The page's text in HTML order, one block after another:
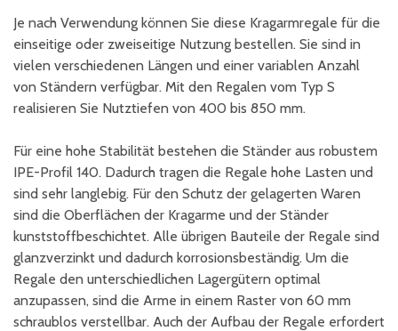
Je nach Verwendung können Sie diese Kragarmregale für die
einseitige oder zweiseitige Nutzung bestellen. Sie sind in
vielen verschiedenen Längen und einer variablen Anzahl
von Ständern verfügbar. Mit den Regalen vom Typ S
realisieren Sie Nutztiefen von 400 bis 850 mm.
Für eine hohe Stabilität bestehen die Ständer aus robustem
IPE-Profil 140. Dadurch tragen die Regale hohe Lasten und
sind sehr langlebig. Für den Schutz der gelagerten Waren
sind die Oberflächen der Kragarme und der Ständer
kunststoffbeschichtet. Alle übrigen Bauteile der Regale sind
glanzverzinkt und dadurch korrosionsbeständig. Um die
Regale den unterschiedlichen Lagergütern optimal
anzupassen, sind die Arme in einem Raster von 60 mm
schraublos verstellbar. Auch der Aufbau der Regale erfordert